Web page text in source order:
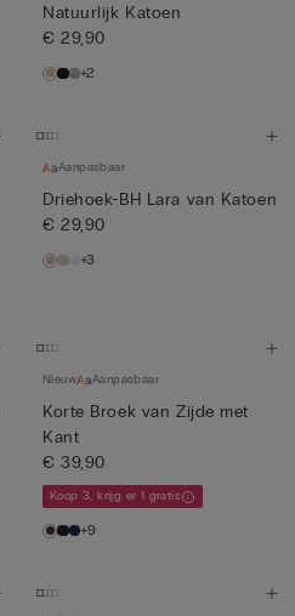
Natuurlijk Katoen
€ 29,90
+2
Aanpasbaar
Driehoek-BH Lara van Katoen
€ 29,90
+3
Nieuw Aanpasbaar
Korte Broek van Zijde met
Kant
€ 39,90
Koop 3, krijg er 1 gratis
+9